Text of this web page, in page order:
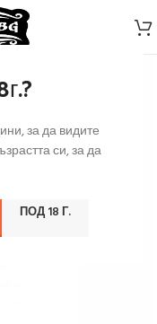
за да видите
си, за да
ПОД 18 Г.